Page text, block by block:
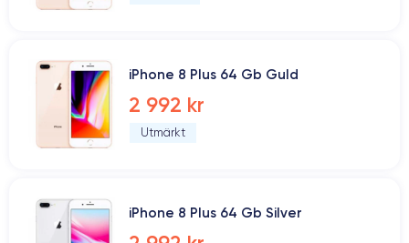
iPhone 8 Plus 64 Gb Guld
2 992 kr
Utmärkt
iPhone 8 Plus 64 Gb Silver